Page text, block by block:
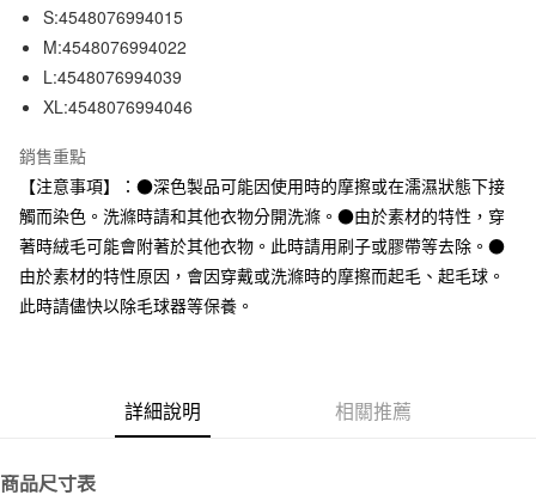
臺灣中小企業銀行
匯豐（台灣）商業銀行
聯邦商業銀行
元大商業銀行
台新國際商業銀行
台灣樂天信用卡公司
Apple Pay
街口支付
悠遊付
運送方式
全家取貨付款
每筆NT$65，滿NT$1,000(含以上)免運費
付款後全家取貨
每筆NT$65，滿NT$1,000(含以上)免運費
每筆NT$65，滿NT$1,000(含以上)免運費
付款後7-11取貨
每筆NT$65，滿NT$1,000(含以上)免運費
S:4548076994015
M:4548076994022
L:4548076994039
XL:4548076994046
銷售重點
【注意事項】：●深色製品可能因使用時的摩擦或在濡濕狀態下接
觸而染色。洗滌時請和其他衣物分開洗滌。●由於素材的特性，穿
著時絨毛可能會附著於其他衣物。此時請用刷子或膠帶等去除。●
由於素材的特性原因，會因穿戴或洗滌時的摩擦而起毛、起毛球。
此時請儘快以除毛球器等保養。
詳細說明 相關推薦
商品尺寸表